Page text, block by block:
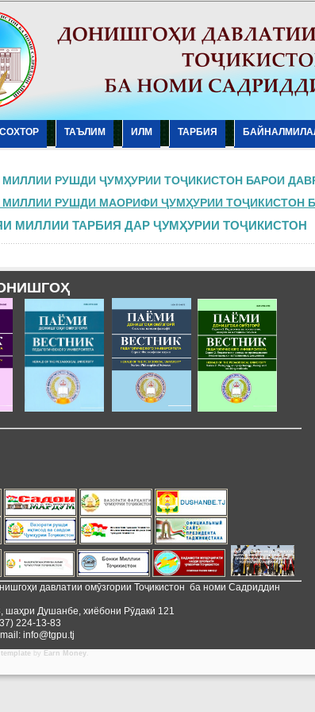
СОХТОР ТАЪЛИМ ИЛМ ТАРБИЯ
МИЛЛИИ РУШДИ ҶУМҲУРИИ ТОҶИКИСТОН БАРОИ
МИЛЛИИ РУШДИ МАОРИФИ ҶУМҲУРИИ ТОҶИКИСТОН
МИЛЛИИ ТАРБИЯ ДАР ҶУМҲУРИИ ТОҶИКИСТОН
давлатии омӯзгории Тоҷикистон ба номи Садриддин
шаҳри Душанбе, хиёбони Рӯдакӣ 121
224-13-83
info@tgpu.tj
by Earn Money.